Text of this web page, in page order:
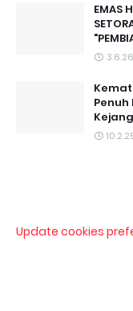
EMAS
3.6.26
Penuh
Update cookies